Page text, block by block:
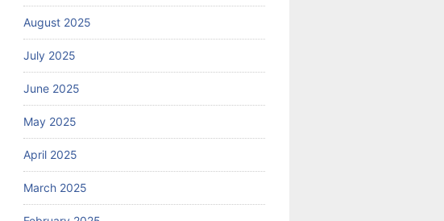
August 2025
July 2025
June 2025
May 2025
April 2025
March 2025